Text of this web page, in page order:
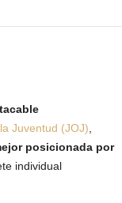
Juventud (JOJ)
posicionada por
individual